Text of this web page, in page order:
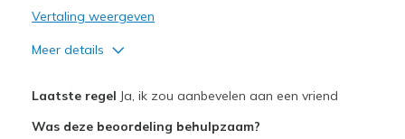
Vertaling weergeven
Meer details
Laatste regel Ja, ik zou aanbevelen aan een vriend
Was deze beoordeling behulpzaam?